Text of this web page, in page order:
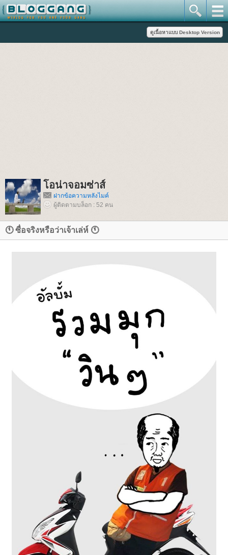
อน่าจอมซ่าส์
ฝากข้อความหลังไมค์
ผู้ติดตามบล็อก : 52 คน
🕚 ซื่อจริงหรือว่าเจ้าเล่ห์ 🕚